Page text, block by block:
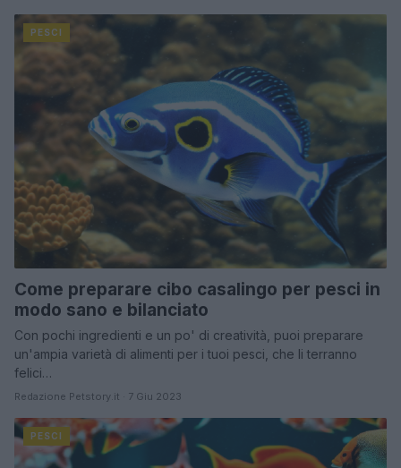
PESCI
Come preparare cibo casalingo per pesci in
modo sano e bilanciato
Con pochi ingredienti e un po' di creatività, puoi preparare
un'ampia varietà di alimenti per i tuoi pesci, che li terranno
felici…
Redazione Petstory.it · 7 Giu 2023
PESCI